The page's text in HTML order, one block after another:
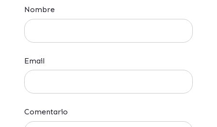
Nombre
Email
Comentario